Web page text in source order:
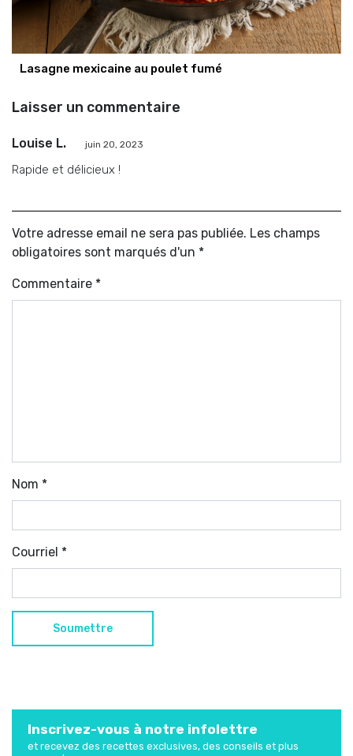
Lasagne mexicaine au poulet fumé
Laisser un commentaire
Louise L. juin 20, 2023
Rapide et délicieux !
Votre adresse email ne sera pas publiée. Les champs
obligatoires sont marqués d'un *
Commentaire *
Nom *
Courriel *
Inscrivez-vous à notre infolettre
et recevez des recettes exclusives, des conseils et plus